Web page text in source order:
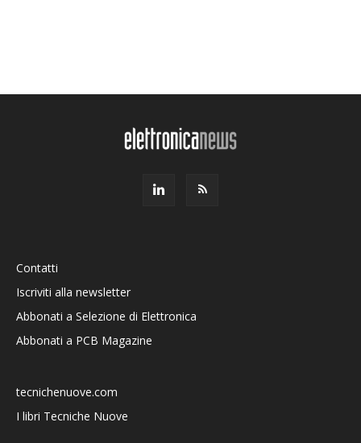
Contatti
Iscriviti alla newsletter
Abbonati a Selezione di Elettronica
Abbonati a PCB Magazine
tecnichenuove.com
I libri Tecniche Nuove